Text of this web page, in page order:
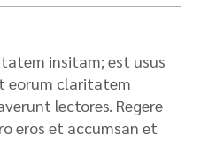
insitam; est usus
eorum claritatem
lectores. Regere
eros et accumsan et